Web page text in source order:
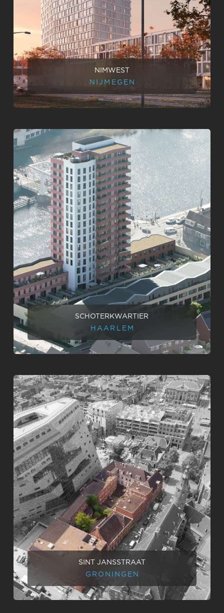
NIMWEST
NIJMEGEN
SCHOTERKWARTIER
HAARLEM
SINT JANSSTRAAT
GRONINGEN